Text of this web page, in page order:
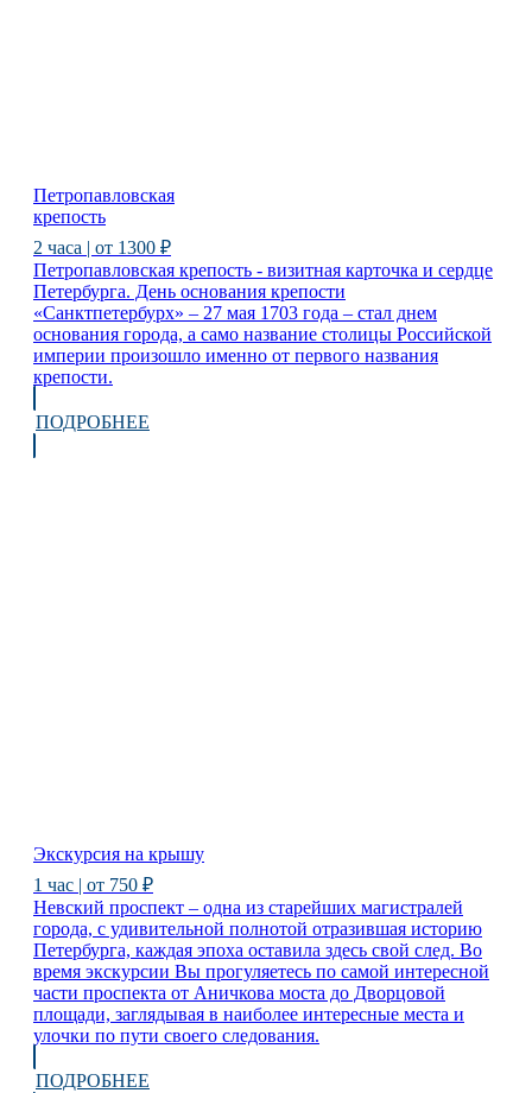
Петропавловская
крепость
2 часа | от 1300 ₽
Петропавловская крепость - визитная карточка и сердце
Петербурга. День основания крепости
«Санктпетербурх» – 27 мая 1703 года – стал днем
основания города, а само название столицы Российской
империи произошло именно от первого названия
крепости.
ПОДРОБНЕЕ
Экскурсия на крышу
1 час | от 750 ₽
Невский проспект – одна из старейших магистралей
города, с удивительной полнотой отразившая историю
Петербурга, каждая эпоха оставила здесь свой след. Во
время экскурсии Вы прогуляетесь по самой интересной
части проспекта от Аничкова моста до Дворцовой
площади, заглядывая в наиболее интересные места и
улочки по пути своего следования.
ПОДРОБНЕЕ